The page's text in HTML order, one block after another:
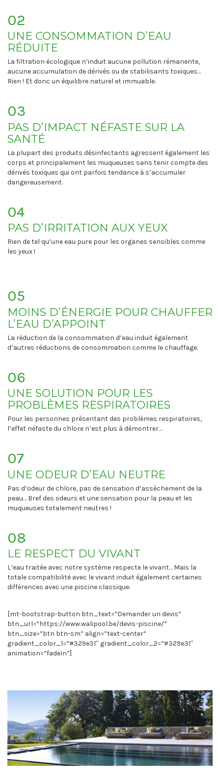
02
UNE CONSOMMATION D’EAU
RÉDUITE
La filtration écologique n’induit aucune pollution rémanente,
aucune accumulation de dérivés ou de stabilisants toxiques…
Rien ! Et donc un équilibre naturel et immuable.
03
PAS D’IMPACT NÉFASTE SUR LA
SANTÉ
La plupart des produits désinfectants agressent également les
corps et principalement les muqueuses sans tenir compte des
dérivés toxiques qui ont parfois tendance à s’accumuler
dangereusement.
04
PAS D’IRRITATION AUX YEUX
Rien de tel qu’une eau pure pour les organes sensibles comme
les yeux !
05
MOINS D’ÉNERGIE POUR CHAUFFER
L’EAU D’APPOINT
La réduction de la consommation d’eau induit également
d’autres réductions de consommation comme le chauffage.
06
UNE SOLUTION POUR LES
PROBLÈMES RESPIRATOIRES
Pour les personnes présentant des problèmes respiratoires,
l’effet néfaste du chlore n’est plus à démontrer…
07
UNE ODEUR D’EAU NEUTRE
Pas d’odeur de chlore, pas de sensation d’assèchement de la
peau… Bref des odeurs et une sensation pour la peau et les
muqueuses totalement neutres !
08
LE RESPECT DU VIVANT
L’eau traitée avec notre système respecte le vivant… Mais la
totale compatibilité avec le vivant induit également certaines
différences avec une piscine classique.
[mt-bootstrap-button btn_text=”Demander un devis”
btn_url=”https://www.walipool.be/devis-piscine/”
btn_size=”btn btn-sm” align=”text-center”
gradient_color_1=”#329e31″ gradient_color_2=”#329e31″
animation=”fadeIn”]